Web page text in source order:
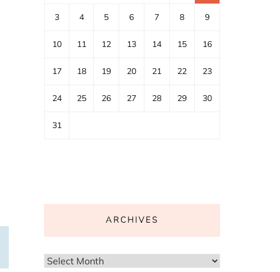
3 4 5 6 7 8 9
10 11 12 13 14 15 16
17 18 19 20 21 22 23
24 25 26 27 28 29 30
31
ARCHIVES
Archives